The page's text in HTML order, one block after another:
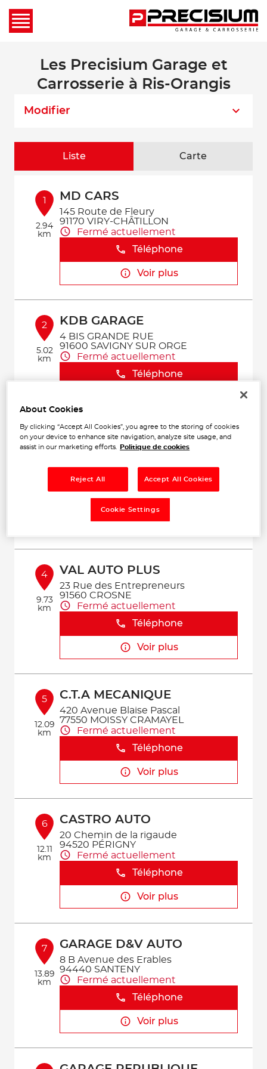
Les Precisium Garage et
Carrosserie à Ris-Orangis
Modifier
Liste Carte
1
2.94
km
MD CARS
145 Route de Fleury
91170 VIRY-CHÂTILLON
Fermé actuellement
Téléphone
Voir plus
2
5.02
km
KDB GARAGE
4 BIS GRANDE RUE
91600 SAVIGNY SUR ORGE
Fermé actuellement
Téléphone
3 GARAGE DES 4 COMMUNES
91550 PARAY-VIEILLE-POSTE
Fermé actuellement
Téléphone
Voir plus
4
9.73
km
VAL AUTO PLUS
23 Rue des Entrepreneurs
91560 CROSNE
Fermé actuellement
Téléphone
Voir plus
5
12.09
km
C.T.A MECANIQUE
420 Avenue Blaise Pascal
77550 MOISSY CRAMAYEL
Fermé actuellement
Téléphone
Voir plus
6
12.11
km
CASTRO AUTO
20 Chemin de la rigaude
94520 PÉRIGNY
Fermé actuellement
Téléphone
Voir plus
7
13.89
km
GARAGE D&V AUTO
8 B Avenue des Erables
94440 SANTENY
Fermé actuellement
Téléphone
Voir plus
About Cookies
By clicking “Accept All Cookies”, you agree to the storing of cookies
on your device to enhance site navigation, analyze site usage, and
assist in our marketing efforts.
Politique de cookies
Reject All Accept All Cookies
Cookie Settings